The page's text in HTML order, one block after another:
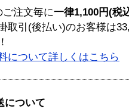
ご注文毎に一律1,100円(税
取引(後払い)のお客様は
について詳しくはこちら
について